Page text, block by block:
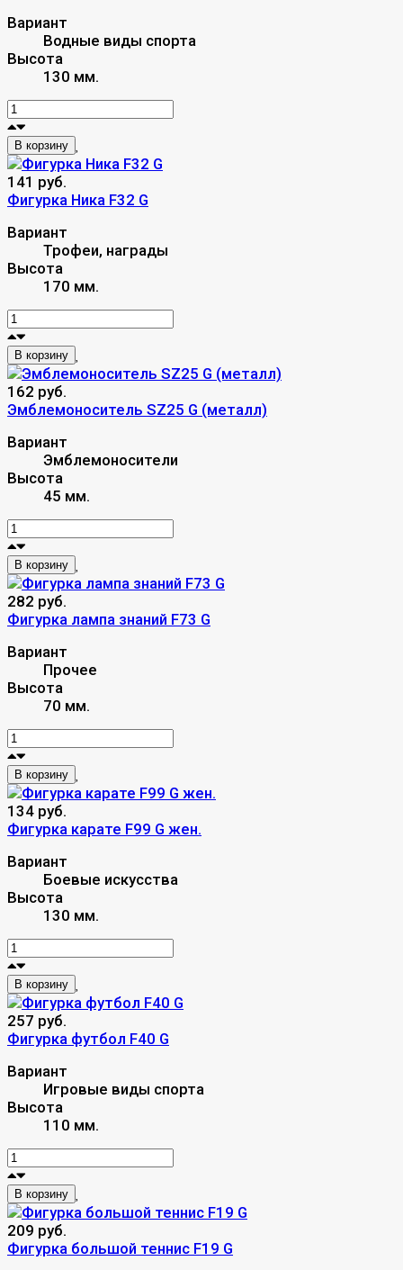
Вариант
Водные виды спорта
Высота
130 мм.
В корзину
141 руб.
Фигурка Ника F32 G
Вариант
Трофеи, награды
Высота
170 мм.
В корзину
162 руб.
Эмблемоноситель SZ25 G (металл)
Вариант
Эмблемоносители
Высота
45 мм.
В корзину
282 руб.
Фигурка лампа знаний F73 G
Вариант
Прочее
Высота
70 мм.
В корзину
134 руб.
Фигурка карате F99 G жен.
Вариант
Боевые искусства
Высота
130 мм.
В корзину
257 руб.
Фигурка футбол F40 G
Вариант
Игровые виды спорта
Высота
110 мм.
В корзину
209 руб.
Фигурка большой теннис F19 G